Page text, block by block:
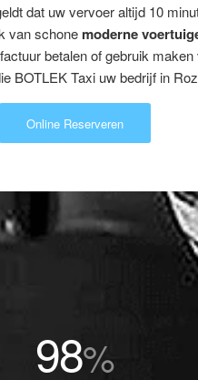
dat uw vervoer altijd 10
van schone moderne
betalen of gebruik
BOTLEK Taxi uw bedrijf in
Online Reserveren
98%